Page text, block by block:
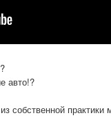
авто!?
собственной практики